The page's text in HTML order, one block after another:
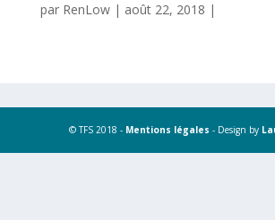
par RenLow| août 22, 2018 |
© TFS 2018 - Mentions légales - Design by